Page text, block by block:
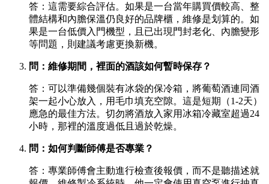
答：這需要綜合評估。如果是一台當年購買價較高、整
體結構和內膽保溫仍良好的品牌櫃，維修是划算的。如
果是一台低價入門機型，且已出現門封老化、內膽變形
等問題，則建議考慮更換新機。
問：維修期間，裡面的酒該如何暫時保存？
答：可以準備幾個裝有冰袋的保冷箱，將葡萄酒連同酒
架一起小心放入，用毛巾填充空隙。這是短期（1-2天）
應急的最佳方法。切勿將酒放入家用冰箱冷藏室超過24
小時，那裡的溫度過低且過於乾燥。
問：如何判斷師傅是否專業？
答：專業師傅會主動進行檢查後報價，而不是聽描述就